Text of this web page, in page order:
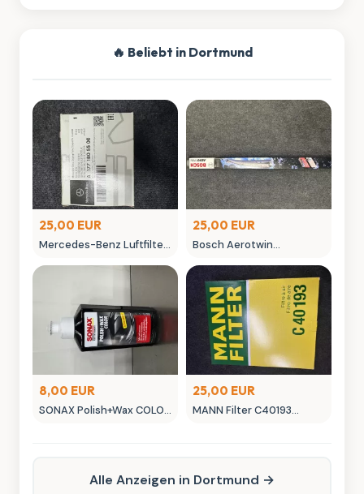
🔥 Beliebt in Dortmund
25,00 EUR
Mercedes-Benz Luftfilter
Ersatzteil
25,00 EUR
Bosch Aerotwin
neuwertig in OVP
8,00 EUR
SONAX Polish+Wax COLOR
25,00 EUR
MANN Filter C40193
Alle Anzeigen in Dortmund →